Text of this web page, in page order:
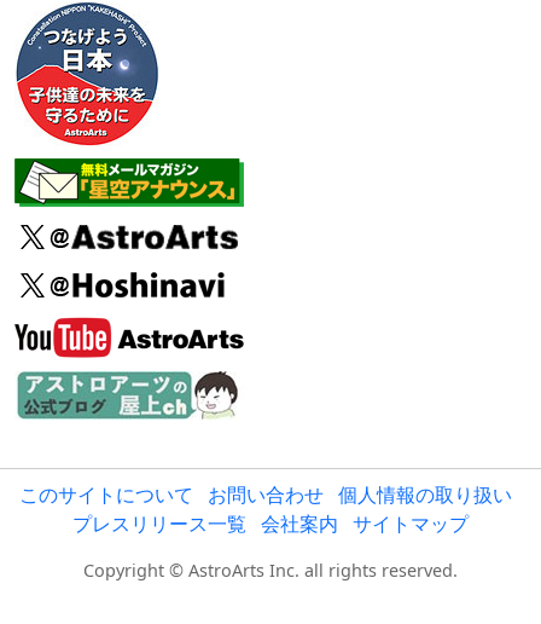
このサイトについて お問い合わせ 個人情報の取り扱い
プレスリリース一覧 会社案内 サイトマップ
Copyright © AstroArts Inc. all rights reserved.